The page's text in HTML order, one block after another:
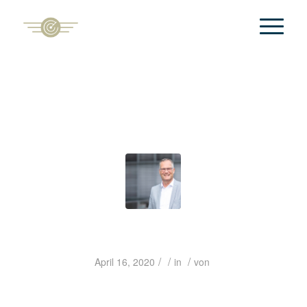
April 16, 2020 / / in / von